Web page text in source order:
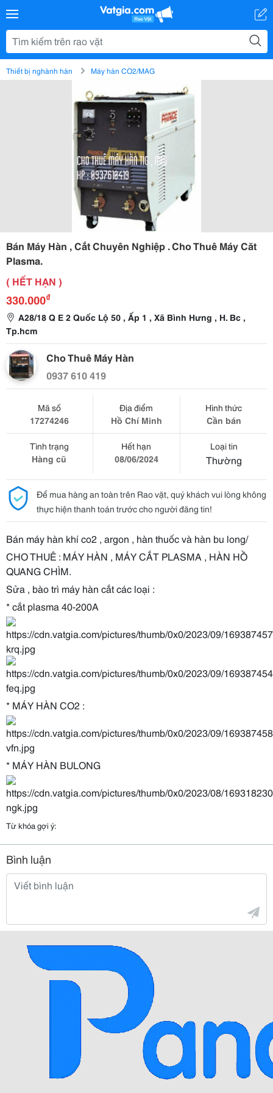
Thiết bị nghành hàn Máy hàn CO2/MAG
Bán Máy Hàn , Cắt Chuyên Nghiệp . Cho Thuê Máy Căt
Plasma.
( HẾT HẠN )
330.000₫
A28/18 Q E 2 Quốc Lộ 50 , Ấp 1 , Xã Bình Hưng , H. Bc ,
Tp.hcm
Cho Thuê Máy Hàn
0937 610 419
Mã số
17274246
Địa điểm
Hồ Chí Minh
Hình thức
Cần bán
Tình trạng
Hàng cũ
Hết hạn
08/06/2024
Loại tin
Thường
Để mua hàng an toàn trên Rao vặt, quý khách vui lòng không
thực hiện thanh toán trước cho người đăng tin!
Bán máy hàn khí co2 , argon , hàn thuốc và hàn bu long/
CHO THUÊ : MÁY HÀN , MÁY CẮT PLASMA , HÀN HỒ
QUANG CHÌM.
Sửa , bào trì máy hàn cắt các loại :
* cắt plasma 40-200A
* MÁY HÀN CO2 :
* MÁY HÀN BULONG
Từ khóa gợi ý:
Bình luận